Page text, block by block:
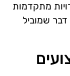
מתקדמות
דבר שמוביל